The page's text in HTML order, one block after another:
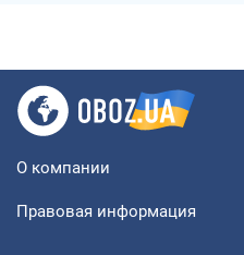
О компании
Правовая информация